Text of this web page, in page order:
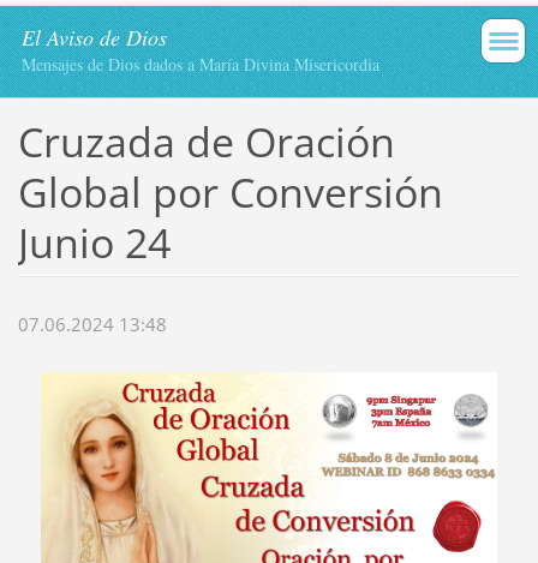
El Aviso de Dios
Mensajes de Dios dados a María Divina Misericordia
Cruzada de Oración
Global por Conversión
Junio 24
07.06.2024 13:48